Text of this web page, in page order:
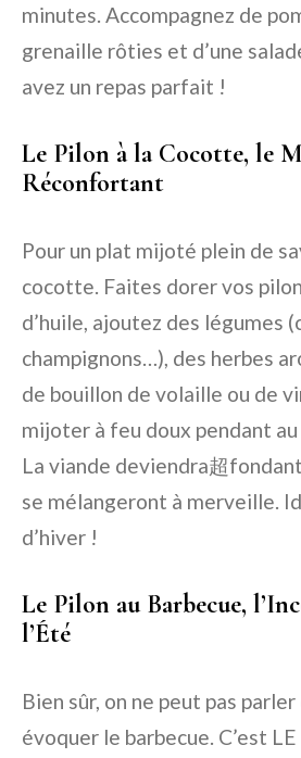
minutes. Accompagnez de
grenaille rôties et d’une
avez un repas parfait !
Le Pilon à la Cocotte, le
Réconfortant
Pour un plat mijoté plein de
cocotte. Faites dorer vos
d’huile, ajoutez des légumes
champignons…), des herbes
de bouillon de volaille ou de
mijoter à feu doux pendant au
La viande deviendra超
se mélangeront à merveille.
d’hiver !
Le Pilon au Barbecue,
l’Été
Bien sûr, on ne peut pas
évoquer le barbecue. C’est